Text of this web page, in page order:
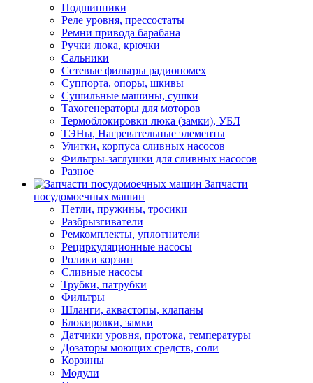
Подшипники
Реле уровня, прессостаты
Ремни привода барабана
Ручки люка, крючки
Сальники
Сетевые фильтры радиопомех
Суппорта, опоры, шкивы
Сушильные машины, сушки
Тахогенераторы для моторов
Термоблокировки люка (замки), УБЛ
ТЭНы, Нагревательные элементы
Улитки, корпуса сливных насосов
Фильтры-заглушки для сливных насосов
Разное
Запчасти
посудомоечных машин
Петли, пружины, тросики
Разбрызгиватели
Ремкомплекты, уплотнители
Рециркуляционные насосы
Ролики корзин
Сливные насосы
Трубки, патрубки
Фильтры
Шланги, аквастопы, клапаны
Блокировки, замки
Датчики уровня, протока, температуры
Дозаторы моющих средств, соли
Корзины
Модули